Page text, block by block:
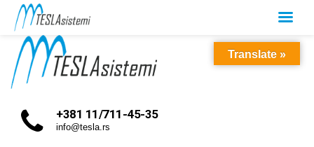
+381 11/711-45-35
info@tesla.rs
Translate »